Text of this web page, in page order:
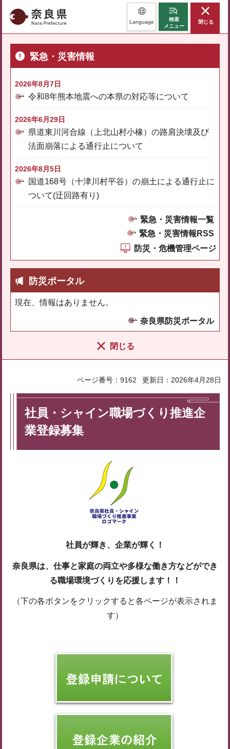
奈良県 Language
検索
メニュー
閉じる
緊急・災害情報
2026年8月7日
令和8年熊本地震への本県の対応等について
2026年6月29日
県道東川河合線（上北山村小橡）の路肩決壊及び
法面崩落による通行止について
2026年8月5日
国道168号（十津川村平谷）の崩土による通行止に
ついて(迂回路有り)
緊急・災害情報一覧
緊急・災害情報RSS
防災・危機管理ページ
防災ポータル
現在、情報はありません。
奈良県防災ポータル
閉じる
ページ番号：9162 更新日：2026年4月28日
社員・シャイン職場づくり推進企
業登録募集
社員が輝き、企業が輝く！
奈良県は、仕事と家庭の両立や多様な働き方などができ
る職場環境づくりを応援します！！
（下の各ボタンをクリックすると各ページが表示されま
す）